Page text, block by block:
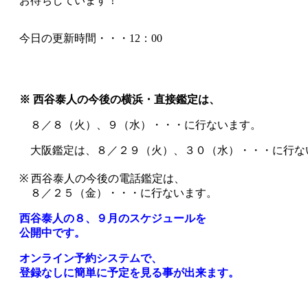
今日の更新時間・・・12：00
※ 西谷泰人の今後の横浜・直接鑑定は、
８／８（火）、９（水）・・・に行ないます。
大阪鑑定は、 ８／２９（火）、３０（水）・・・に行
※ 西谷泰人の今後の電話鑑定は、
８／２５（金）・・・に行ないます。
西谷泰人の８、９月のスケジュールを
公開中です。
オンライン予約システムで、
登録なしに簡単に予定を見る事が出来ます。